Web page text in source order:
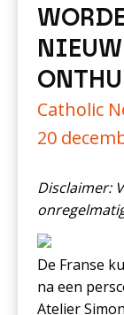
Catholic
20
Disclaimer:
De Franse
na een
Atelier